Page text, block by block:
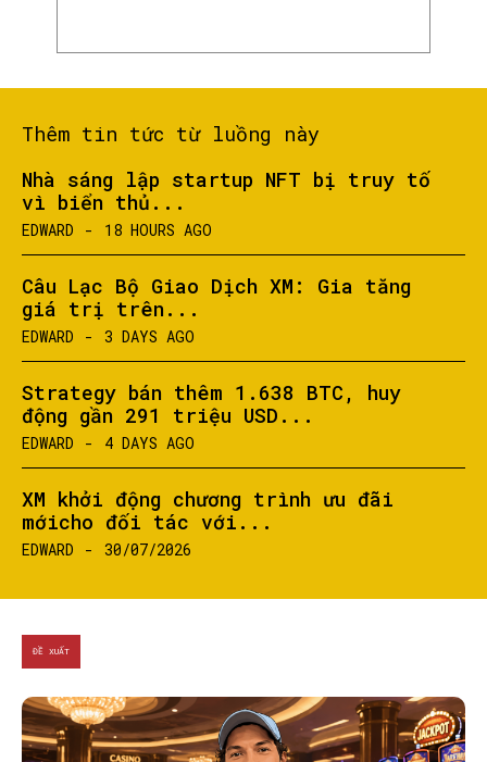
SEARCH...
Thêm tin tức từ luồng này
Nhà sáng lập startup NFT bị truy tố
vì biển thủ...
EDWARD - 18 HOURS AGO
Câu Lạc Bộ Giao Dịch XM: Gia tăng
giá trị trên...
EDWARD - 3 DAYS AGO
Strategy bán thêm 1.638 BTC, huy
động gần 291 triệu USD...
EDWARD - 4 DAYS AGO
XM khởi động chương trình ưu đãi
mớicho đối tác với...
EDWARD - 30/07/2026
ĐỀ XUẤT